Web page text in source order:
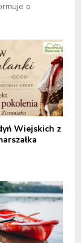
o
Wiejskich z